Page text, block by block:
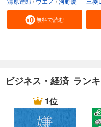
無料で読む
ビジネス・経済 ラン
1位